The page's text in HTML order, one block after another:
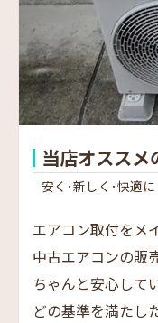
当店オススメ
安く･新しく･快適に
エアコン取付をメ
中古エアコンの販
ちゃんと安心して
どの基準を満たし